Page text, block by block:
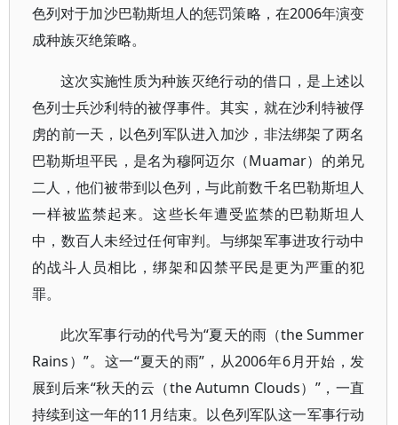
色列对于加沙巴勒斯坦人的惩罚策略，在2006年演变
成种族灭绝策略。
这次实施性质为种族灭绝行动的借口，是上述以
色列士兵沙利特的被俘事件。其实，就在沙利特被俘
虏的前一天，以色列军队进入加沙，非法绑架了两名
巴勒斯坦平民，是名为穆阿迈尔（Muamar）的弟兄
二人，他们被带到以色列，与此前数千名巴勒斯坦人
一样被监禁起来。这些长年遭受监禁的巴勒斯坦人
中，数百人未经过任何审判。与绑架军事进攻行动中
的战斗人员相比，绑架和囚禁平民是更为严重的犯
罪。
此次军事行动的代号为“夏天的雨（the Summer
Rains）”。这一“夏天的雨”，从2006年6月开始，发
展到后来“秋天的云（the Autumn Clouds）”，一直
持续到这一年的11月结束。以色列军队这一军事行动